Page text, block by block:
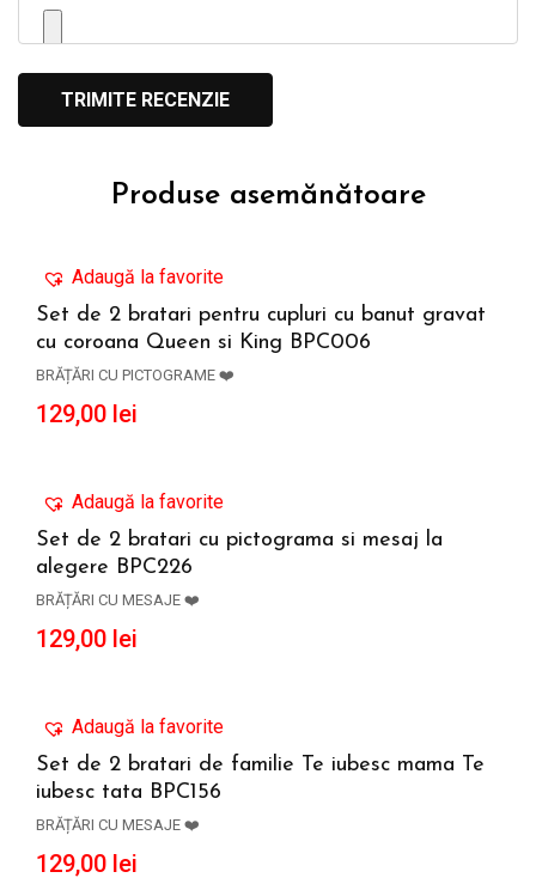
Produse asemănătoare
Adaugă la favorite
Set de 2 bratari pentru cupluri cu banut gravat
cu coroana Queen si King BPC006
BRĂȚĂRI CU PICTOGRAME ❤️
129,00 lei
Adaugă la favorite
Set de 2 bratari cu pictograma si mesaj la
alegere BPC226
BRĂȚĂRI CU MESAJE ❤️
129,00 lei
Adaugă la favorite
Set de 2 bratari de familie Te iubesc mama Te
iubesc tata BPC156
BRĂȚĂRI CU MESAJE ❤️
129,00 lei